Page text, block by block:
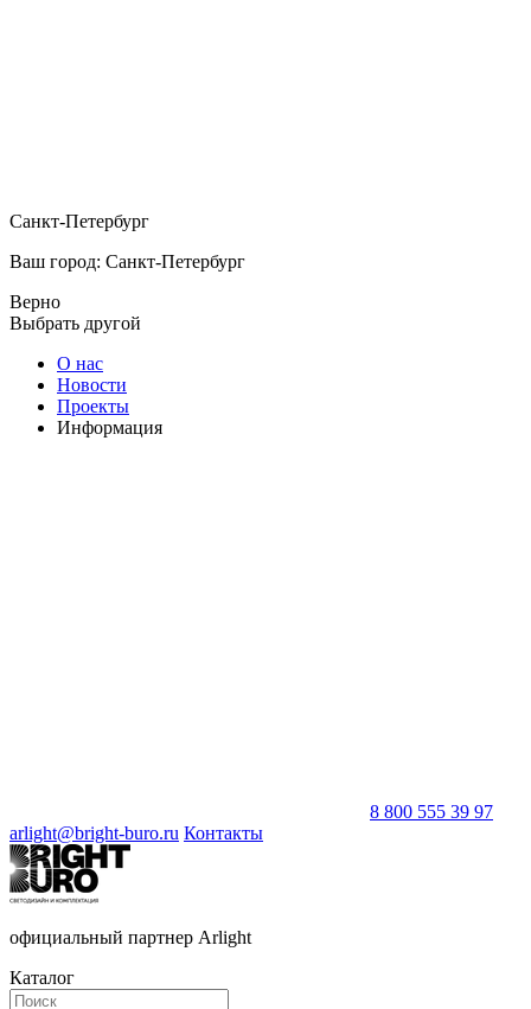
Санкт-Петербург
Ваш город: Санкт-Петербург
Верно
Выбрать другой
О нас
Новости
Проекты
Информация
8 800 555 39 97
arlight@bright-buro.ru Контакты
официальный партнер Arlight
Каталог